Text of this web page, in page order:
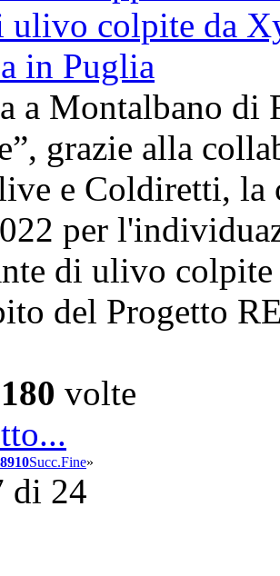
a Montalbano di
grazie alla
e Coldiretti, la
per
di ulivo
del Progetto
volte
8910Succ.Fine»
di 24